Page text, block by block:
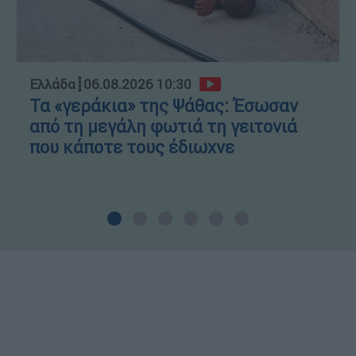
Ελλάδα┋06.08.2026 10:30
Τα «γεράκια» της Ψάθας: Έσωσαν
από τη μεγάλη φωτιά τη γειτονιά
που κάποτε τους έδιωχνε